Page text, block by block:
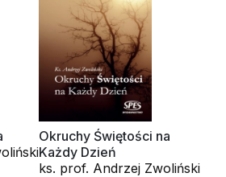
Okruchy Świętości na
Każdy Dzień
ks. prof. Andrzej Zwoliński